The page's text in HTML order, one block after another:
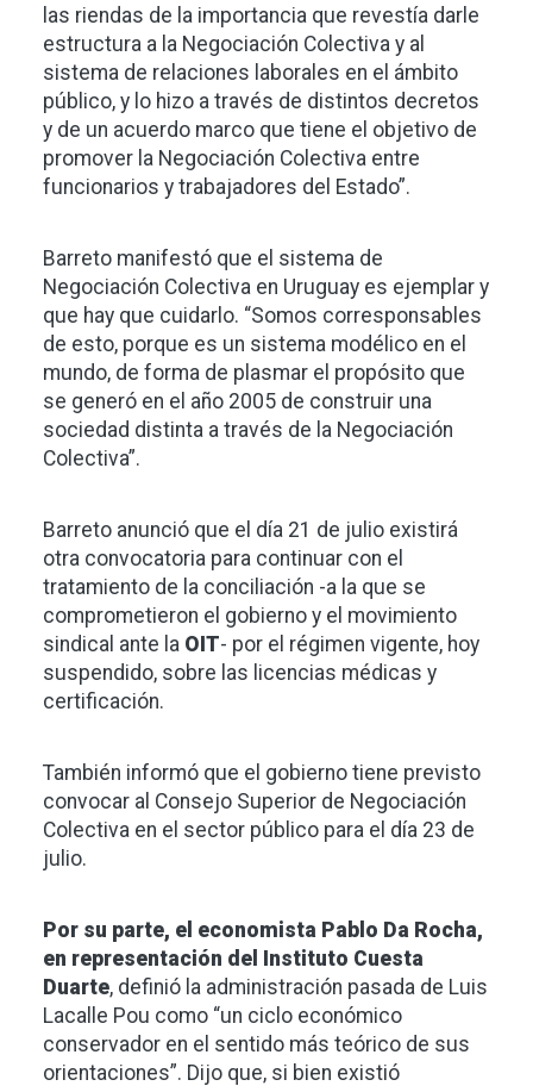
las riendas de la importancia que revestía darle
estructura a la Negociación Colectiva y al
sistema de relaciones laborales en el ámbito
público, y lo hizo a través de distintos decretos
y de un acuerdo marco que tiene el objetivo de
promover la Negociación Colectiva entre
funcionarios y trabajadores del Estado”.
Barreto manifestó que el sistema de
Negociación Colectiva en Uruguay es ejemplar y
que hay que cuidarlo. “Somos corresponsables
de esto, porque es un sistema modélico en el
mundo, de forma de plasmar el propósito que
se generó en el año 2005 de construir una
sociedad distinta a través de la Negociación
Colectiva”.
Barreto anunció que el día 21 de julio existirá
otra convocatoria para continuar con el
tratamiento de la conciliación -a la que se
comprometieron el gobierno y el movimiento
sindical ante la OIT- por el régimen vigente, hoy
suspendido, sobre las licencias médicas y
certificación.
También informó que el gobierno tiene previsto
convocar al Consejo Superior de Negociación
Colectiva en el sector público para el día 23 de
julio.
Por su parte, el economista Pablo Da Rocha,
en representación del Instituto Cuesta
Duarte, definió la administración pasada de Luis
Lacalle Pou como “un ciclo económico
conservador en el sentido más teórico de sus
orientaciones”. Dijo que, si bien existió